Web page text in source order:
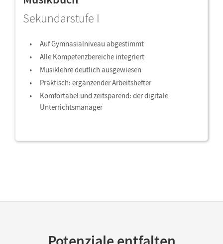
Sekundarstufe I
Auf Gymnasialniveau abgestimmt
Alle Kompetenzbereiche integriert
Musiklehre deutlich ausgewiesen
Praktisch: ergänzender Arbeitshefter
Komfortabel und zeitsparend: der digitale
Unterrichtsmanager